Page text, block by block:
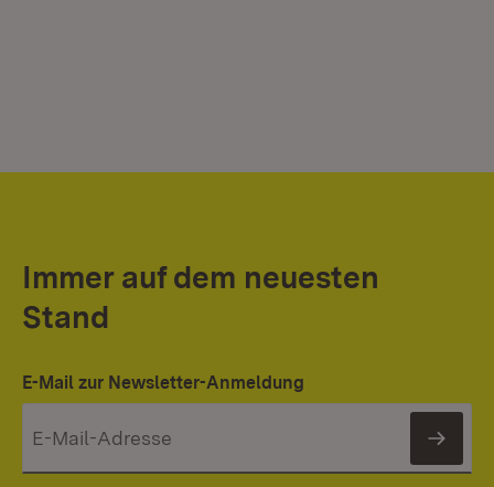
Immer auf dem neuesten
Stand
E-Mail zur Newsletter-Anmeldung